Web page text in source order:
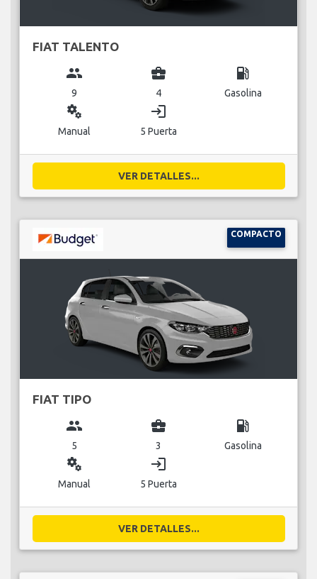
FIAT TALENTO
group
9
business_center
4
local_gas_station
Gasolina
miscellaneous_services
Manual
login
5 Puerta
VER DETALLES...
COMPACTO
FIAT TIPO
group
5
business_center
3
local_gas_station
Gasolina
miscellaneous_services
Manual
login
5 Puerta
VER DETALLES...